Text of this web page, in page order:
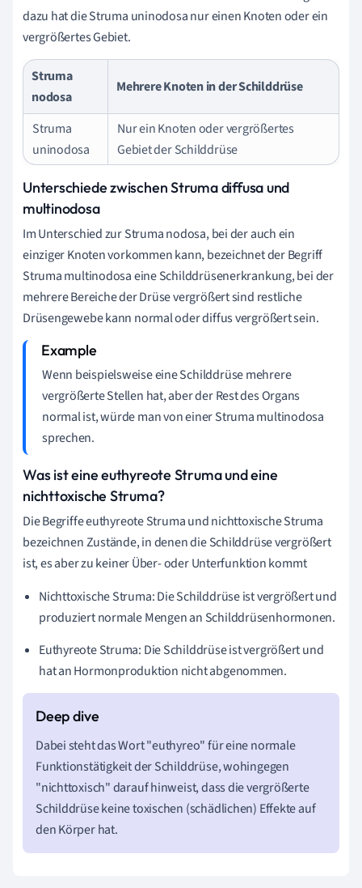
dazu hat die Struma uninodosa nur einen Knoten oder ein
vergrößertes Gebiet.
Struma
nodosa
Mehrere Knoten in der Schilddrüse
Struma
uninodosa
Nur ein Knoten oder vergrößertes
Gebiet der Schilddrüse
Unterschiede zwischen Struma diffusa und
multinodosa
Im Unterschied zur Struma nodosa, bei der auch ein
einziger Knoten vorkommen kann, bezeichnet der Begriff
Struma multinodosa eine Schilddrüsenerkrankung, bei der
mehrere Bereiche der Drüse vergrößert sind restliche
Drüsengewebe kann normal oder diffus vergrößert sein.
Wenn beispielsweise eine Schilddrüse mehrere
vergrößerte Stellen hat, aber der Rest des Organs
normal ist, würde man von einer Struma multinodosa
sprechen.
Was ist eine euthyreote Struma und eine
nichttoxische Struma?
Die Begriffe euthyreote Struma und nichttoxische Struma
bezeichnen Zustände, in denen die Schilddrüse vergrößert
ist, es aber zu keiner Über- oder Unterfunktion kommt
Nichttoxische Struma: Die Schilddrüse ist vergrößert und
produziert normale Mengen an Schilddrüsenhormonen.
Euthyreote Struma: Die Schilddrüse ist vergrößert und
hat an Hormonproduktion nicht abgenommen.
Dabei steht das Wort "euthyreo" für eine normale
Funktionstätigkeit der Schilddrüse, wohingegen
"nichttoxisch" darauf hinweist, dass die vergrößerte
Schilddrüse keine toxischen (schädlichen) Effekte auf
den Körper hat.